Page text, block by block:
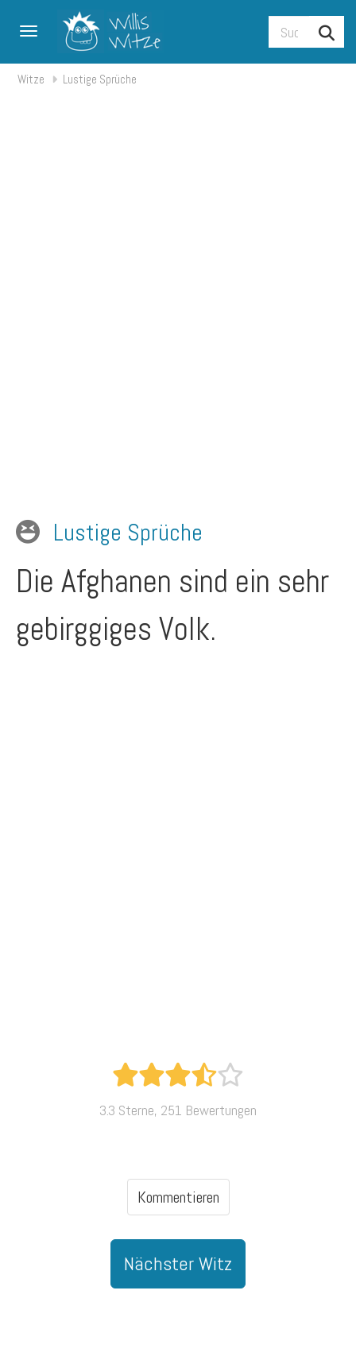
Toggle navigation
Witze Lustige Sprüche
Lustige Sprüche
Die Afghanen sind ein sehr
gebirggiges Volk.
3.3 Sterne, 251 Bewertungen
Kommentieren
Nächster Witz